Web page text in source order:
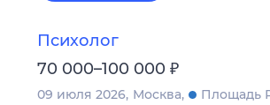
Психолог
70 000–100 000 ₽
09 июля 2026 Москва
Площадь